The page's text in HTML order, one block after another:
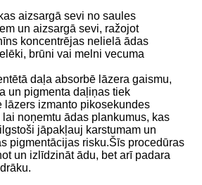
aizsargā sevi no saules
un aizsargā sevi, ražojot
koncentrējas nelielā ādas
brūni vai melni vecuma
daļa absorbē lāzera gaismu,
un pigmenta daļiņas tiek
lāzers izmanto pikosekundes
noņemtu ādas plankumus, kas
jāpakļauj karstumam un
pigmentācijas risku.Šīs procedūras
un izlīdzināt ādu, bet arī padara